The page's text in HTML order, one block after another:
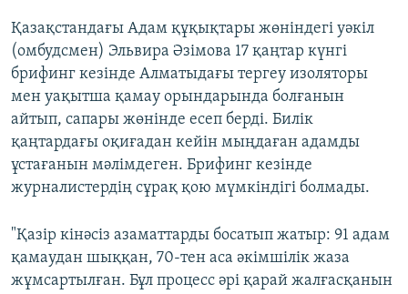
Қазақстандағы Адам құқықтары жөніндегі уәкіл
(омбудсмен) Эльвира Әзімова 17 қаңтар күнгі
брифинг кезінде Алматыдағы тергеу изоляторы
мен уақытша қамау орындарында болғанын
айтып, сапары жөнінде есеп берді. Билік
қаңтардағы оқиғадан кейін мыңдаған адамды
ұстағанын мәлімдеген. Брифинг кезінде
журналистердің сұрақ қою мүмкіндігі болмады.
"Қазір кінәсіз азаматтарды босатып жатыр: 91 адам
қамаудан шыққан, 70-тен аса әкімшілік жаза
жұмсартылған. Бұл процесс әрі қарай жалғасқанын